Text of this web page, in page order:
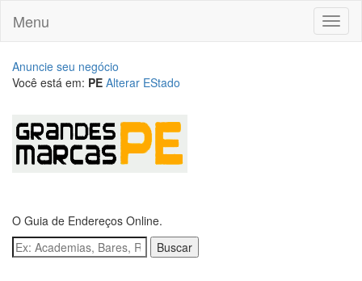
Menu
Anuncie seu negócio
Você está em: PE Alterar EStado
O Guia de Endereços Online.
Buscar